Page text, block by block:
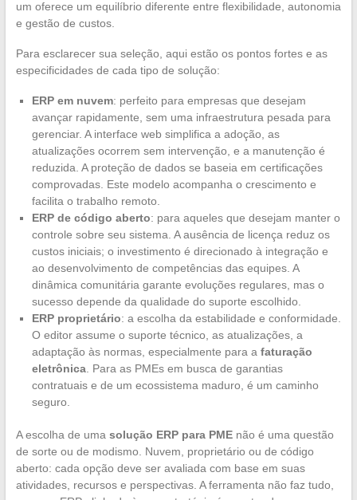
um oferece um equilíbrio diferente entre flexibilidade, autonomia
e gestão de custos.
Para esclarecer sua seleção, aqui estão os pontos fortes e as
especificidades de cada tipo de solução:
ERP em nuvem: perfeito para empresas que desejam
avançar rapidamente, sem uma infraestrutura pesada para
gerenciar. A interface web simplifica a adoção, as
atualizações ocorrem sem intervenção, e a manutenção é
reduzida. A proteção de dados se baseia em certificações
comprovadas. Este modelo acompanha o crescimento e
facilita o trabalho remoto.
ERP de código aberto: para aqueles que desejam manter o
controle sobre seu sistema. A ausência de licença reduz os
custos iniciais; o investimento é direcionado à integração e
ao desenvolvimento de competências das equipes. A
dinâmica comunitária garante evoluções regulares, mas o
sucesso depende da qualidade do suporte escolhido.
ERP proprietário: a escolha da estabilidade e conformidade.
O editor assume o suporte técnico, as atualizações, a
adaptação às normas, especialmente para a faturação
eletrônica. Para as PMEs em busca de garantias
contratuais e de um ecossistema maduro, é um caminho
seguro.
A escolha de uma solução ERP para PMEnão é uma questão
de sorte ou de modismo. Nuvem, proprietário ou de código
aberto: cada opção deve ser avaliada com base em suas
atividades, recursos e perspectivas. A ferramenta não faz tudo,